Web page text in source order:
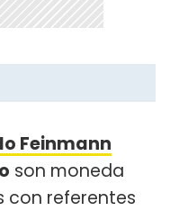
Feinmann
son moneda
con referentes